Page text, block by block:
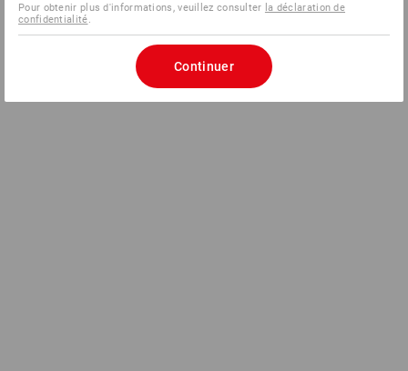
Pour obtenir plus d'informations, veuillez consulter la déclaration de
confidentialité
Continuer